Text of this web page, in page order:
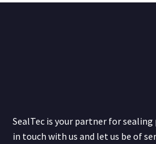
SealTec is your partner for sealing
in touch with us and let us be of